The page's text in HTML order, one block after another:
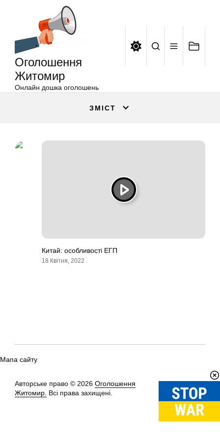
Оголошення
Житомир
Онлайн дошка оголошень
ЗМІСТ
Китай: особливості ЕГП
18 Квітня, 2022
Мапа сайту
Авторське право © 2026 Оголошення
Житомир. Всі права захищені.
Вгору↑